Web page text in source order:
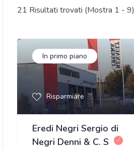
21 Risultati trovati (Mostra 1 - 9)
In primo piano
Risparmiare
Eredi Negri Sergio di
Negri Denni & C. S